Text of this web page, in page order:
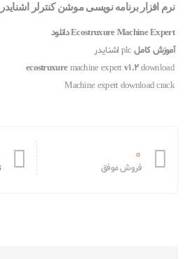
نرم افزار برنامه نویسی موشن کنترلر اشنایدر
Ecostruxure Machine Expert دانلود
آموزش کامل
ecostruxuremachine expertv1.2download
Machine expert download crack
0
فروش موفق